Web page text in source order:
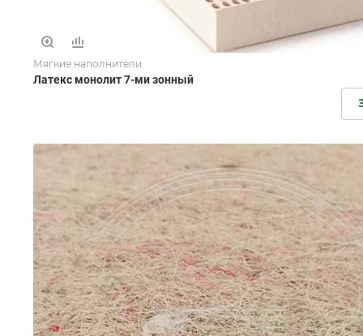
Мягкие наполнители
Латекс монолит 7-ми зонный